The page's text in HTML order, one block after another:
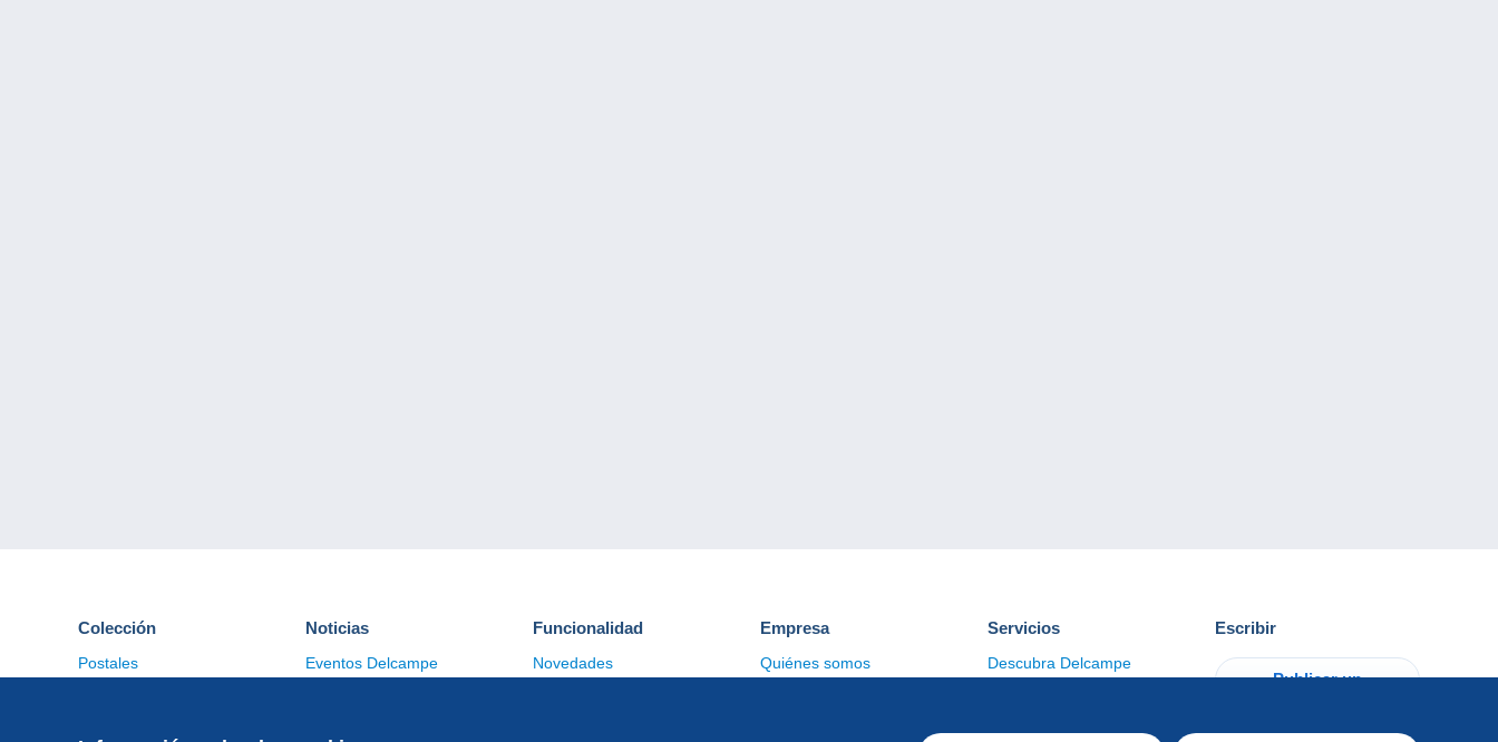
Colección
Postales
Noticias
Eventos Delcampe
Funcionalidad
Novedades
Empresa
Quiénes somos
Servicios
Descubra Delcampe
Escribir
Publicar un